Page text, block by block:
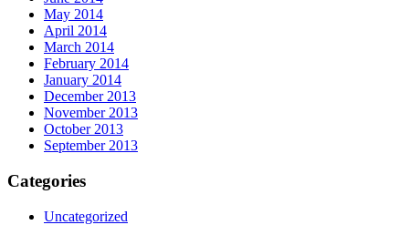
May 2014
April 2014
March 2014
February 2014
January 2014
December 2013
November 2013
October 2013
September 2013
Categories
Uncategorized